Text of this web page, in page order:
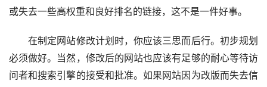
或失去一些高权重和良好排名的链接，这不是一件好事。
在制定网站修改计划时，你应该三思而后行。初步规划
必须做好。当然，修改后的网站也应该有足够的耐心等待访
问者和搜索引擎的接受和批准。如果网站因为改版而失去信